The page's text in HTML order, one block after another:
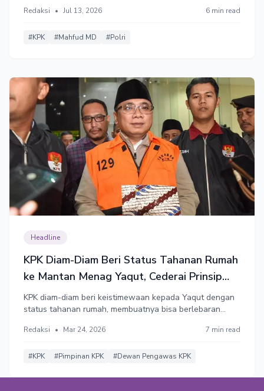
pelimpahannya tidak memiliki landasan hukum yang kuat
baliknya.
Redaksi • Jul 13, 2026 6 min read
#KPK #Mahfud MD #Polri
Headline
KPK Diam-Diam Beri Status Tahanan Rumah
ke Mantan Menag Yaqut, Cederai Prinsip
Kesetaraan di Mata Hukum
KPK diam-diam beri keistimewaan kepada Yaqut dengan
status tahanan rumah, membuatnya bisa berlebaran
berbeda. Mencederai prinsip kesetaraan di mata hukum.
Redaksi • Mar 24, 2026 7 min read
#KPK #Pimpinan KPK #Dewan Pengawas KPK